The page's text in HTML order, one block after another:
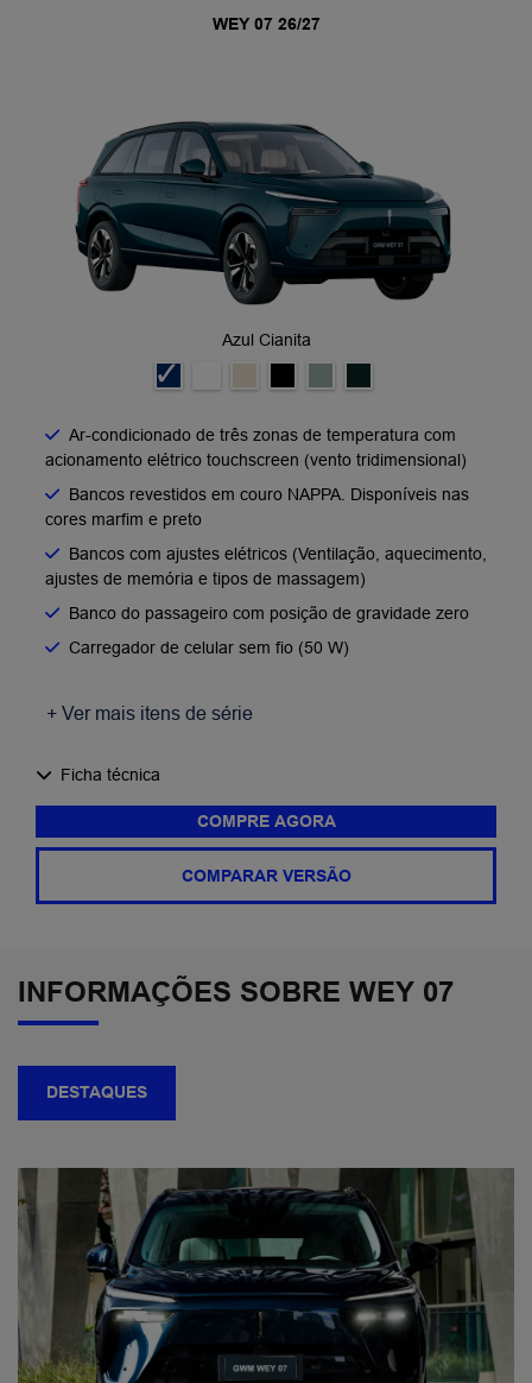
WEY 07 26/27
Azul Cianita
Ar-condicionado de três zonas de temperatura com
acionamento elétrico touchscreen (vento tridimensional)
Bancos revestidos em couro NAPPA. Disponíveis nas
cores marfim e preto
Bancos com ajustes elétricos (Ventilação, aquecimento,
ajustes de memória e tipos de massagem)
Banco do passageiro com posição de gravidade zero
Carregador de celular sem fio (50 W)
+ Ver mais itens de série
Ficha técnica
COMPRE AGORA
COMPARAR VERSÃO
INFORMAÇÕES SOBRE WEY 07
DESTAQUES